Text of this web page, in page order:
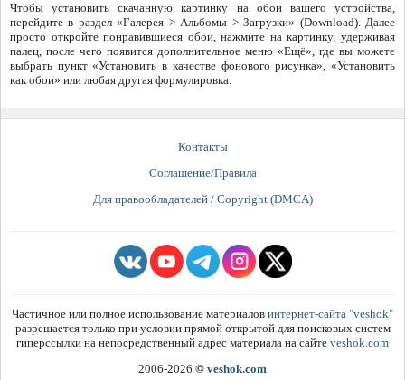
Чтобы установить скачанную картинку на обои вашего устройства,
перейдите в раздел «Галерея > Альбомы > Загрузки» (Download). Далее
просто откройте понравившиеся обои, нажмите на картинку, удерживая
палец, после чего появится дополнительное меню «Ещё», где вы можете
выбрать пункт «Установить в качестве фонового рисунка», «Установить
как обои» или любая другая формулировка.
Контакты
Соглашение/Правила
Для правообладателей / Copyright (DMCA)
Частичное или полное использование материалов интернет-сайта "veshok"
разрешается только при условии прямой открытой для поисковых систем
гиперссылки на непосредственный адрес материала на сайте veshok.com
2006-2026 © veshok.com